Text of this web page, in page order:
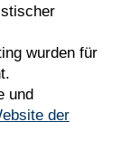
wurden für
und
der